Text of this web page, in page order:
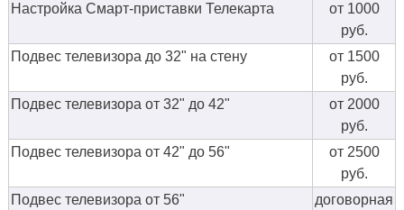
Настройка Смарт-приставки Телекарта
от 1000
руб.
Подвес телевизора до 32" на стену
от 1500
руб.
Подвес телевизора от 32" до 42"
от 2000
руб.
Подвес телевизора от 42" до 56"
от 2500
руб.
Подвес телевизора от 56"
договорная